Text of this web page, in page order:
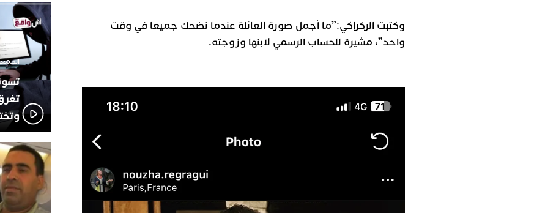
وكتبت الركراكي:”ما أجمل صورة العائلة عندما نضحك جميعا في وقت
واحد”، مشيرة للحساب الرسمي لابنها وزوجته.
دورة
23:18ترسيخا
فعاليات
بمركز
الجمعة 26 ديسمبر